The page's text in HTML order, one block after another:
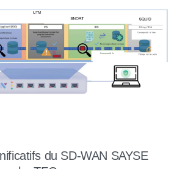
du SD-WAN SAYSE